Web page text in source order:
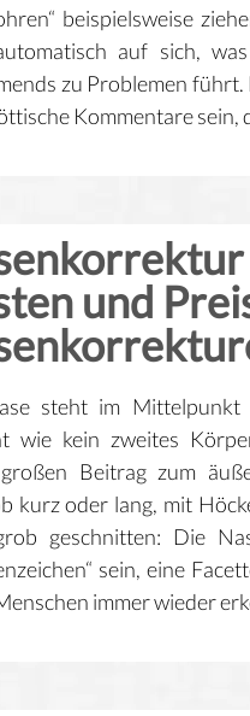
beispielsweise
auf sich,
zu Problemen
Kommentare sein,
und
steht im Mittelpunkt
wie kein zweites
Beitrag zum
kurz oder lang, mit
geschnitten: Die
sein, eine
immer wieder